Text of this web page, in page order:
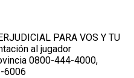
PARA VOS Y TU
al jugador
0800-444-4000,
6006